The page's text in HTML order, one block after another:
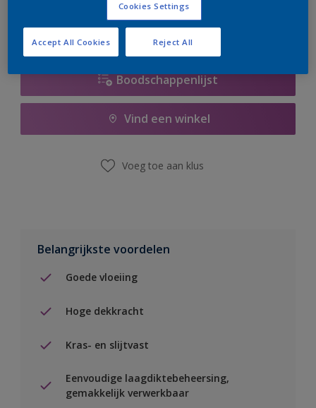
Boodschappenlijst
Vind een winkel
Voeg toe aan klus
Belangrijkste voordelen
Goede vloeiing
Hoge dekkracht
Kras- en slijtvast
Eenvoudige laagdiktebeheersing,
gemakkelijk verwerkbaar
Cookies Settings
Reject All
Accept All Cookies